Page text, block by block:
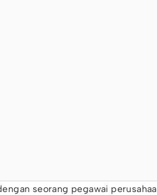
seorang pegawai